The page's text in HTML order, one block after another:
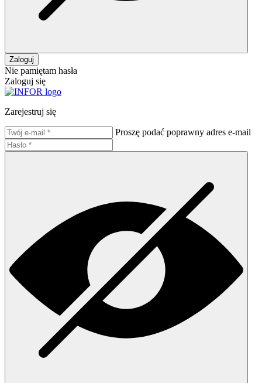
Zaloguj
Nie pamiętam hasła
Zaloguj się
Zarejestruj się
Proszę podać poprawny adres e-mail